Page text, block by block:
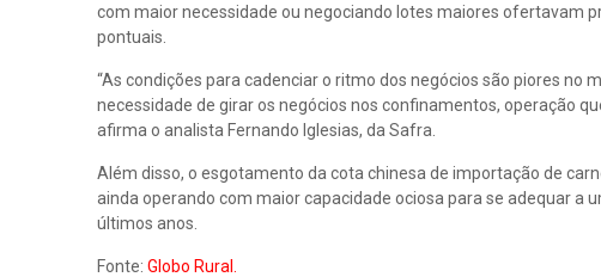
com maior necessidade ou negociando lotes maiores ofertavam
pontuais.
“As condições para cadenciar o ritmo dos negócios são piores
necessidade de girar os negócios nos confinamentos, operação
afirma o analista Fernando Iglesias, da Safra.
Além disso, o esgotamento da cota chinesa de importação de
ainda operando com maior capacidade ociosa para se adequar a
últimos anos.
Fonte:Globo Rural.